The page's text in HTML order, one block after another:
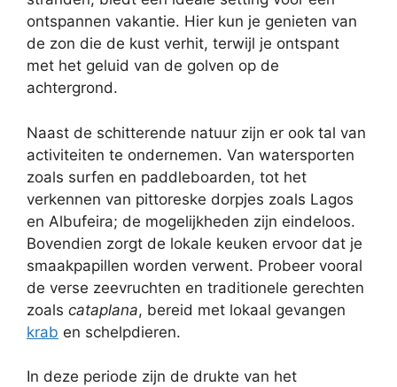
ontspannen vakantie. Hier kun je genieten van
de zon die de kust verhit, terwijl je ontspant
met het geluid van de golven op de
achtergrond.
Naast de schitterende natuur zijn er ook tal van
activiteiten te ondernemen. Van watersporten
zoals surfen en paddleboarden, tot het
verkennen van pittoreske dorpjes zoals Lagos
en Albufeira; de mogelijkheden zijn eindeloos.
Bovendien zorgt de lokale keuken ervoor dat je
smaakpapillen worden verwent. Probeer vooral
de verse zeevruchten en traditionele gerechten
zoals cataplana, bereid met lokaal gevangen
krab en schelpdieren.
In deze periode zijn de drukte van het